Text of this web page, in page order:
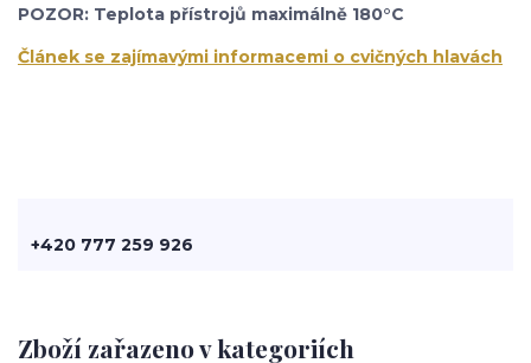
POZOR: Teplota přístrojů maximálně 180°C
Článek se zajímavými informacemi o cvičných hlavách
Zboží zařazeno v kategoriích
+420 777 259 926